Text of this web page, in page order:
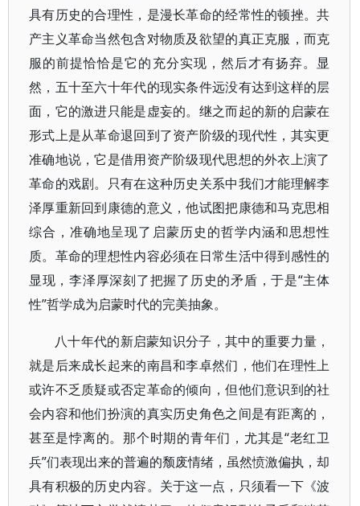
具有历史的合理性，是漫长革命的经常性的顿挫。共
产主义革命当然包含对物质及欲望的真正克服，而克
服的前提恰恰是它的充分实现，然后才有扬弃。显
然，五十至六十年代的现实条件远没有达到这样的层
面，它的激进只能是虚妄的。继之而起的新的启蒙在
形式上是从革命退回到了资产阶级的现代性，其实更
准确地说，它是借用资产阶级现代思想的外衣上演了
革命的戏剧。只有在这种历史关系中我们才能理解李
泽厚重新回到康德的意义，他试图把康德和马克思相
综合，准确地呈现了启蒙历史的哲学内涵和思想性
质。革命的理想性内容必须在日常生活中得到感性的
显现，李泽厚深刻了把握了历史的矛盾，于是“主体
性”哲学成为启蒙时代的完美抽象。
八十年代的新启蒙知识分子，其中的重要力量，
就是后来成长起来的南昌和李卓然们，他们在理性上
或许不乏质疑或否定革命的倾向，但他们意识到的社
会内容和他们扮演的真实历史角色之间是有距离的，
甚至是悖离的。那个时期的青年们，尤其是“老红卫
兵”们表现出来的普遍的颓废情绪，虽然愤激偏执，却
具有积极的历史内容。关于这一点，只须看一下《波